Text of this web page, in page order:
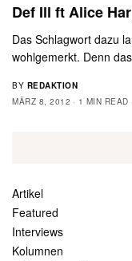
Def Ill ft Alice
Das Schlagwort dazu
wohlgemerkt. Denn
BY REDAKTION
MÄRZ 8, 2012
1 MIN READ
Artikel
Featured
Interviews
Kolumnen